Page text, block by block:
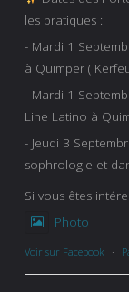
les pratiques :
- Mardi 1
à Quimper (
- Mardi 1
Line Latino à
- Jeudi 3
sophrologie et
Si vous êtes
Photo
Voir sur Facebook ·